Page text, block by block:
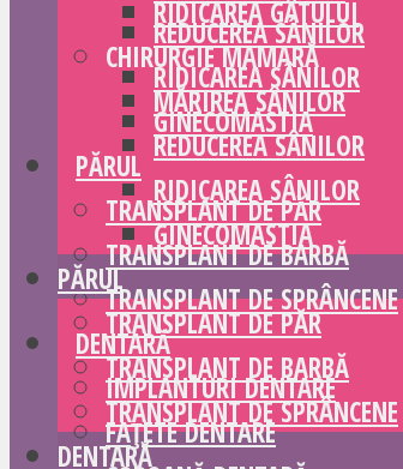
REDUCEREA SÂNILOR
RIDICAREA SÂNILOR
GINECOMASTIA
PĂRUL
TRANSPLANT DE PĂR
TRANSPLANT DE BARBĂ
TRANSPLANT DE SPRÂNCENE
DENTARĂ
IMPLANTURI DENTARE
FAȚETE DENTARE
RIDICAREA GÂTULUI
CHIRURGIE MAMARĂ
MĂRIREA SÂNILOR
REDUCEREA SÂNILOR
RIDICAREA SÂNILOR
GINECOMASTIA
PĂRUL
TRANSPLANT DE PĂR
TRANSPLANT DE BARBĂ
TRANSPLANT DE SPRÂNCENE
DENTARĂ